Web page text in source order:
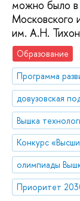
можно было в
Московского
им. А.Н.
Образование
Программа
довузовская
Вышка
Конкурс
олимпиады
Приоритет